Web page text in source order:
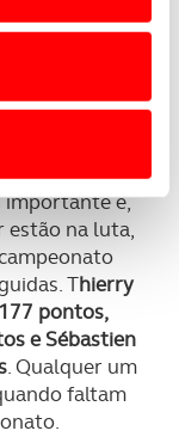
e limitando
no
lhe proporcionar
para
relativa à sua
análise, com
terceiros.
importante e,
estão na luta,
Thierry
pontos,
e Sébastien
. Qualquer um
faltam